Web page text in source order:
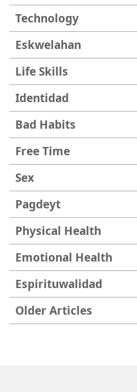
Technology
Eskwelahan
Life Skills
Identidad
Bad Habits
Free Time
Sex
Pagdeyt
Physical Health
Emotional Health
Espirituwalidad
Older Articles